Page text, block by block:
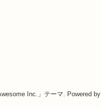
Inc.」テーマ. Powered by